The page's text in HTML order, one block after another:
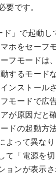
です。
ド」で起動し
ホをセーフ
フモードは
するモード
ンストール
モードで広
が原因だと
ドの起動方
よって異な
て「電源を
ョンが表示